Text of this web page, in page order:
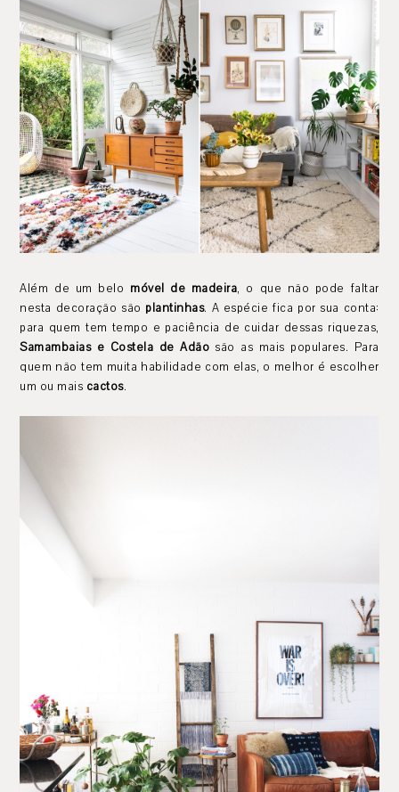
Além de um belo móvel de madeira, o que não pode faltar
nesta decoração são plantinhas. A espécie fica por sua conta:
para quem tem tempo e paciência de cuidar dessas riquezas,
Samambaias e Costela de Adão são as mais populares. Para
quem não tem muita habilidade com elas, o melhor é escolher
um ou mais cactos.